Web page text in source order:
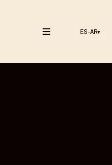
ES-AR▾